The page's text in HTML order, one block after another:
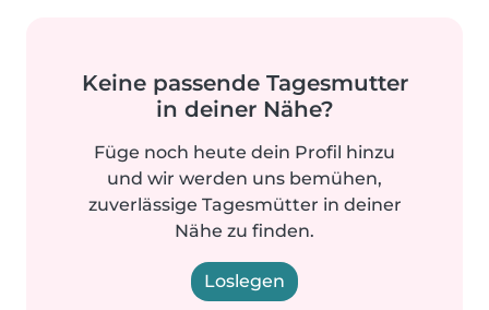
Keine passende Tagesmutter
in deiner Nähe?
Füge noch heute dein Profil hinzu
und wir werden uns bemühen,
zuverlässige Tagesmütter in deiner
Nähe zu finden.
Loslegen